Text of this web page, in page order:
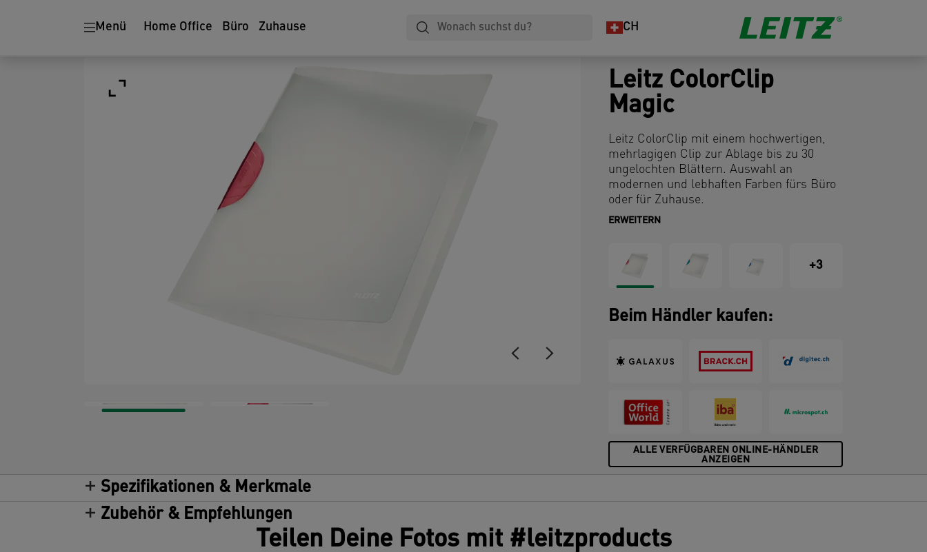
Menü Home Office Büro Zuhause CH
Leitz ColorClip
Magic
Leitz ColorClip mit einem hochwertigen,
mehrlagigen Clip zur Ablage bis zu 30
ungelochten Blättern. Auswahl an
modernen und lebhaften Farben fürs Büro
oder für Zuhause.
ERWEITERN
+3
Beim Händler kaufen:
ALLE VERFÜGBAREN ONLINE-HÄNDLER
ANZEIGEN
Spezifikationen & Merkmale
Zubehör & Empfehlungen
Teilen Deine Fotos mit #leitzproducts